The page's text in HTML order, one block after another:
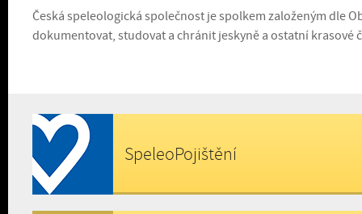
Česká speleologická společnost je spolkem založeným dle
dokumentovat, studovat a chránit jeskyně a ostatní
SpeleoPojištění